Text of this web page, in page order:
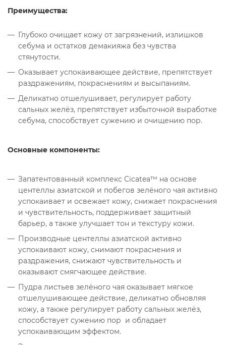
Преимущества:
Глубоко очищает кожу от загрязнений, излишков
себума и остатков демакияжа без чувства
стянутости.
Оказывает успокаивающее действие, препятствует
раздражениям, покраснениям и высыпаниям.
Деликатно отшелушивает, регулирует работу
сальных желёз, препятствует избыточной выработке
себума, способствует сужению и очищению пор.
Основные компоненты:
Запатентованный комплекс Cicatea™ на основе
центеллы азиатской и побегов зелёного чая активно
успокаивает и освежает кожу, снижает покраснения
и чувствительность, поддерживает защитный
барьер, а также улучшает тон и текстуру кожи.
Производные центеллы азиатской активно
успокаивают кожу, снимают покраснения и
раздражения, снижают чувствительность и
оказывают смягчающее действие.
Пудра листьев зелёного чая оказывает мягкое
отшелушивающее действие, деликатно обновляя
кожу, а также регулирует работу сальных желёз,
способствует сужению пор и обладает
успокаивающим эффектом.